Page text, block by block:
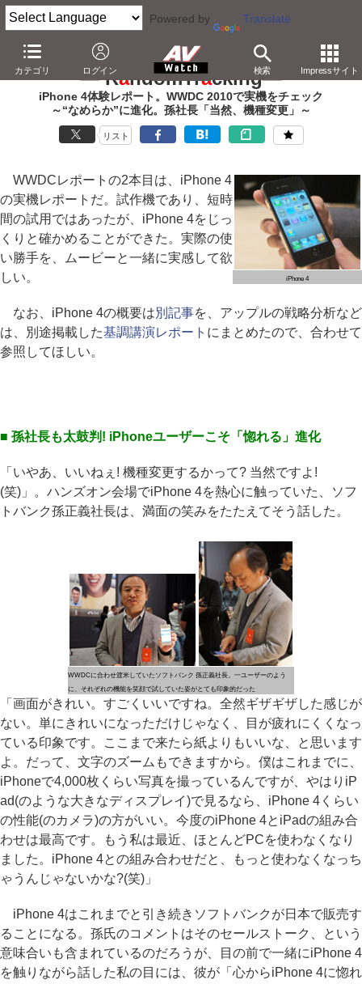
Powered by Translate
カテゴリ ログイン 検索 Impressサイト
西田宗千佳の
― RandomTracking―
iPhone 4体験レポート。WWDC 2010で実機をチェック
～“なめらか”に進化。孫社長「当然、機種変更」～
リスト
iPhone 4
WWDCレポートの2本目は、iPhone 4
の実機レポートだ。試作機であり、短時
間の試用ではあったが、iPhone 4をじっ
くりと確かめることができた。実際の使
い勝手を、ムービーと一緒に実感して欲
しい。
なお、iPhone 4の概要は別記事を、アップルの戦略分析など
は、別途掲載した基調講演レポート にまとめたので、合わせて
参照してほしい。
■ 孫社長も太鼓判! iPhoneユーザーこそ「惚れる」進化
「いやあ、いいねぇ! 機種変更するかって? 当然ですよ!
(笑)」。ハンズオン会場でiPhone 4を熱心に触っていた、ソフ
トバンク孫正義社長は、満面の笑みをたたえてそう話した。
WWDCに合わせ渡米していたソフトバンク 孫正義社長。一ユーザーのよう
に、それぞれの機能を笑顔で試していた姿がとても印象的だった
「画面がきれい。すごくいいですね。全然ギザギザした感じが
ない。単にきれいになっただけじゃなく、目が疲れにくくなっ
ている印象です。ここまで来たら紙よりもいいな、と思います
よ。だって、文字のズームもできますから。僕はこれまでに、
iPhoneで4,000枚くらい写真を撮っているんですが、やはりiP
ad(のような大きなディスプレイ)で見るなら、iPhone 4くらい
の性能(のカメラ)の方がいい。今度のiPhone 4とiPadの組み合
わせは最高です。もう私は最近、ほとんどPCを使わなくなり
ました。iPhone 4との組み合わせだと、もっと使わなくなっち
ゃうんじゃないかな?(笑)」
iPhone 4はこれまでと引き続きソフトバンクが日本で販売す
ることになる。孫氏のコメントはそのセールストーク、という
意味合いも含まれているのだろうが、目の前で一緒にiPhone 4
を触りながら話した私の目には、彼が「心からiPhone 4に惚れ